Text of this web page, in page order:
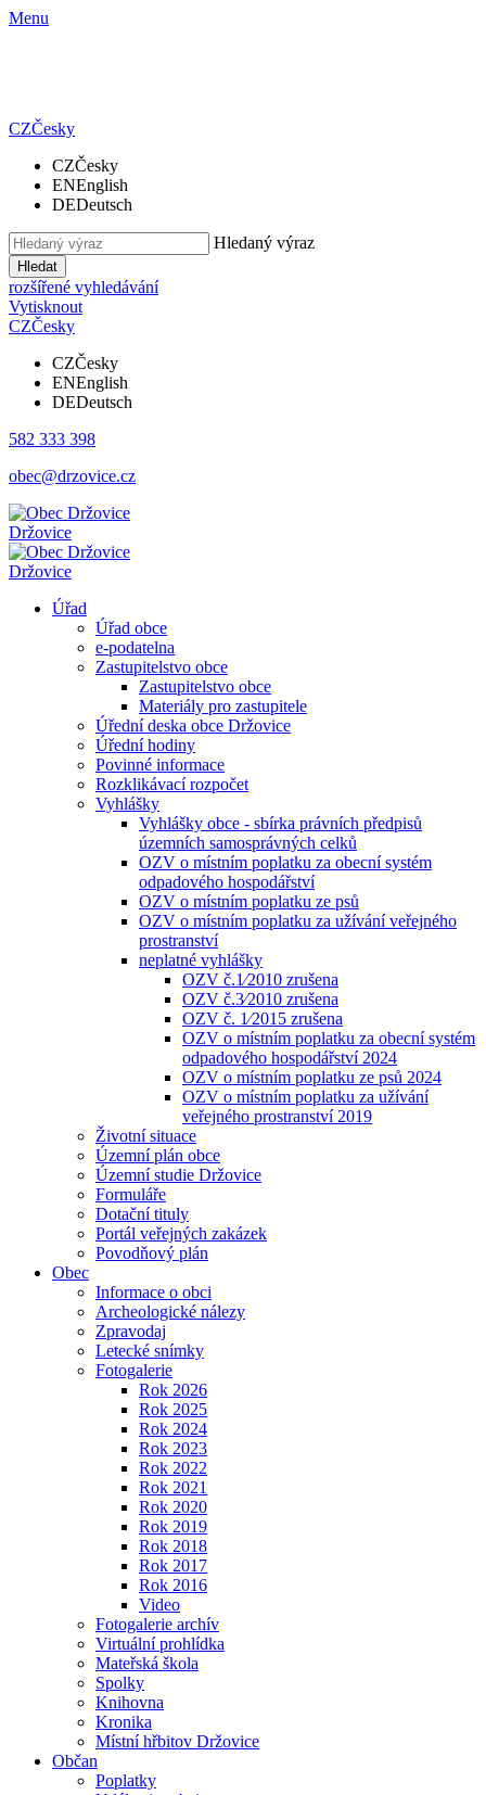
Menu
CZČesky
CZČesky
ENEnglish
DEDeutsch
Hledaný výraz
Hledat
rozšířené vyhledávání
Vytisknout
CZČesky
CZČesky
ENEnglish
DEDeutsch
582 333 398
obec@drzovice.cz
Držovice
Držovice
Úřad
Úřad obce
e-podatelna
Zastupitelstvo obce
Zastupitelstvo obce
Materiály pro zastupitele
Úřední deska obce Držovice
Úřední hodiny
Povinné informace
Rozklikávací rozpočet
Vyhlášky
Vyhlášky obce - sbírka právních předpisů
územních samosprávných celků
OZV o místním poplatku za obecní systém
odpadového hospodářství
OZV o místním poplatku ze psů
OZV o místním poplatku za užívání veřejného
prostranství
neplatné vyhlášky
OZV č.1⁄2010 zrušena
OZV č.3⁄2010 zrušena
OZV č. 1⁄2015 zrušena
OZV o místním poplatku za obecní systém
odpadového hospodářství 2024
OZV o místním poplatku ze psů 2024
OZV o místním poplatku za užívání
veřejného prostranství 2019
Životní situace
Územní plán obce
Územní studie Držovice
Formuláře
Dotační tituly
Portál veřejných zakázek
Povodňový plán
Obec
Informace o obci
Archeologické nálezy
Zpravodaj
Letecké snímky
Fotogalerie
Rok 2026
Rok 2025
Rok 2024
Rok 2023
Rok 2022
Rok 2021
Rok 2020
Rok 2019
Rok 2018
Rok 2017
Rok 2016
Video
Fotogalerie archív
Virtuální prohlídka
Mateřská škola
Spolky
Knihovna
Kronika
Místní hřbitov Držovice
Občan
Poplatky